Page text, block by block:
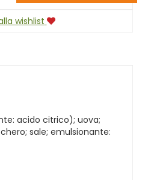
wishlist
acido citrico); uova;
sale; emulsionante: